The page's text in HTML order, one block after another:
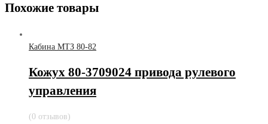
Похожие товары
Кабина МТЗ 80-82
Кожух 80-3709024 привода рулевого
управления
(0 отзывов)